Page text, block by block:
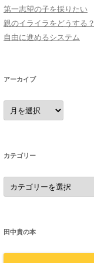
第一志望の子を採りたい
親のイライラをどうする？
自由に進めるシステム
アーカイブ
ア
ー
カ
カテゴリー
カ
テ
ゴ
田中貴の本